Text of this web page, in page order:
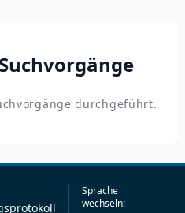
durchgeführt.
Sprache
wechseln: